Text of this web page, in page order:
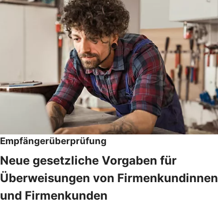
Empfängerüberprüfung
Neue gesetzliche Vorgaben für
Überweisungen von Firmenkundinnen
und Firmenkunden